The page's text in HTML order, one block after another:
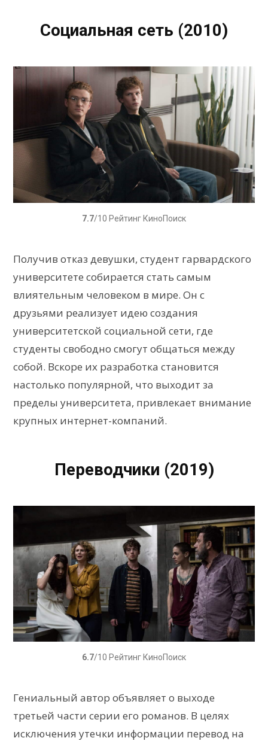
Социальная сеть (2010)
7.7/10 Рейтинг КиноПоиск
Получив отказ девушки, студент гарвардского
университете собирается стать самым
влиятельным человеком в мире. Он с
друзьями реализует идею создания
университетской социальной сети, где
студенты свободно смогут общаться между
собой. Вскоре их разработка становится
настолько популярной, что выходит за
пределы университета, привлекает внимание
крупных интернет-компаний.
Переводчики (2019)
6.7/10 Рейтинг КиноПоиск
Гениальный автор объявляет о выходе
третьей части серии его романов. В целях
исключения утечки информации перевод на